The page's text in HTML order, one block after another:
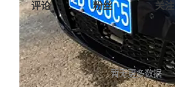
评论
粉丝 关注
暂无更多数据